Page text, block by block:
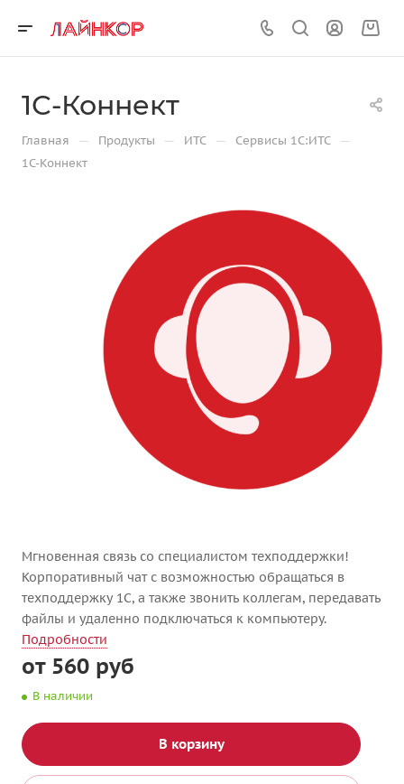
1С-Коннект
Главная — Продукты — ИТС — Сервисы 1С:ИТС —
1С-Коннект
Мгновенная связь со специалистом техподдержки!
Корпоративный чат с возможностью обращаться в
техподдержку 1С, а также звонить коллегам, передавать
файлы и удаленно подключаться к компьютеру.
Подробности
от 560 руб
В наличии
В корзину